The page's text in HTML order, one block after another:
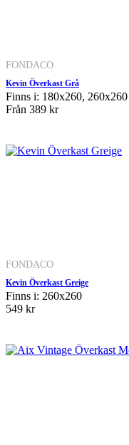
FONDACO
Kevin Överkast Grå
Finns i: 180x260, 260x260
Från 389 kr
FONDACO
Kevin Överkast Greige
Finns i: 260x260
549 kr